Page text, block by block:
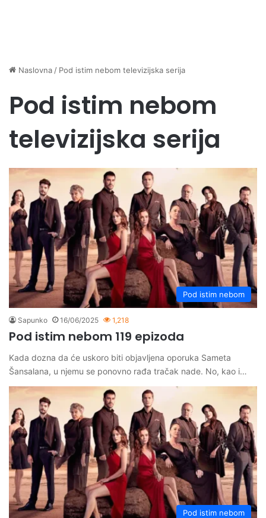
Naslovna / Pod istim nebom televizijska serija
Pod istim nebom
televizijska serija
Pod istim nebom
Sapunko 16/06/2025 1,218
Pod istim nebom 119 epizoda
Kada dozna da će uskoro biti objavljena oporuka Sameta
Šansalana, u njemu se ponovno rađa tračak nade. No, kao i…
Pod istim nebom